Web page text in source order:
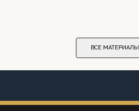
ВСЕ МАТЕРИАЛЫ